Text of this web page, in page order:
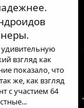
взгляд как
показало, что
же, как взгляд
с участием 64